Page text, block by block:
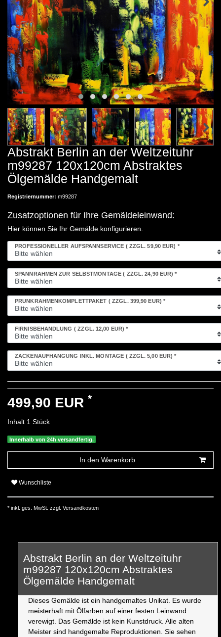
Abstrakt Berlin an der Weltzeituhr
m99287 120x120cm Abstraktes
Ölgemälde Handgemalt
Registriernummer: m99287
Zusatzoptionen für Ihre Gemäldeleinwand:
Hier können Sie Ihr Gemälde konfigurieren.
PROFESSIONELLER AUFSPANNSERVICE ( ZZGL. 59,90 EUR) *
SPANNRAHMEN ZUR SELBSTMONTAGE ( ZZGL. 24,90 EUR)*
PRUNKRAHMENKOMPLETTPAKET ( ZZGL. 399,90 EUR) *
FIRNISBEHANDLUNG ( ZZGL. 12,00 EUR)*
ZACKENAUFHÄNGUNG INKL. MONTAGE ( ZZGL. 5,00 EUR)*
499,90 EUR *
Inhalt 1 Stück
Innerhalb von 24h versandfertig.
In den Warenkorb
Wunschliste
* inkl. ges. MwSt. zzgl. Versandkosten
Abstrakt Berlin an der Weltzeituhr
m99287 120x120cm Abstraktes
Ölgemälde Handgemalt
Dieses Gemälde ist ein handgemaltes Unikat. Es wurde
meisterhaft mit Ölfarben auf einer festen Leinwand
verewigt. Das Gemälde ist kein Kunstdruck. Alle alten
Meister sind handgemalte Reproduktionen. Sie sehen